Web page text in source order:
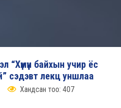
байхын учир ёс
сэдэвт лекц уншлаа
Хандсан тоо: 407